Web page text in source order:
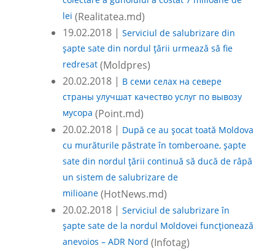
lei (Realitatea.md)
19.02.2018 | Serviciul de salubrizare din
şapte sate din nordul ţării urmează să fie
redresat(Moldpres)
20.02.2018 | В семи селах на севере
страны улучшат качество услуг по вывозу
мусора (Point.md)
20.02.2018 | După ce au șocat toată Moldova
cu murăturile păstrate în tomberoane, şapte
sate din nordul ţării continuă să ducă de râpă
un sistem de salubrizare de
milioane(HotNews.md)
20.02.2018 | Serviciul de salubrizare în
șapte sate de la nordul Moldovei funcționează
anevoios – ADR Nord (Infotag)